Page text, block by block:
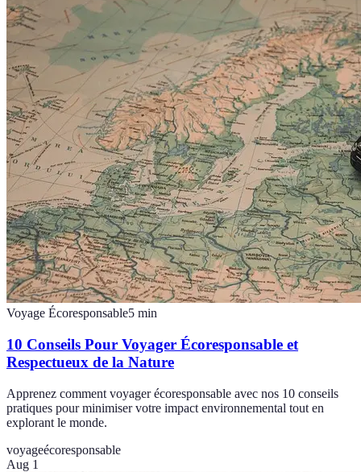
Voyage Écoresponsable5 min
10 Conseils Pour Voyager Écoresponsable et
Respectueux de la Nature
Apprenez comment voyager écoresponsable avec nos 10 conseils
pratiques pour minimiser votre impact environnemental tout en
explorant le monde.
voyageécoresponsable
Aug 1